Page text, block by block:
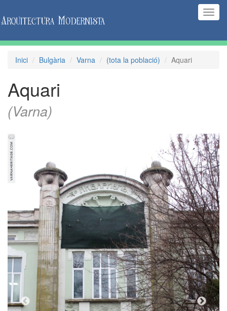
Inici Bulgària Varna (tota la població) Aquari
Aquari
(Varna)
(Foto: https://www.varnaheritage.com/,